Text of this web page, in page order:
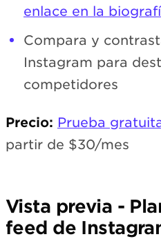
enlace en la
Compara y
Instagram para
competidores
Precio: Prueba
partir de $30/mes
Vista previa -
feed de